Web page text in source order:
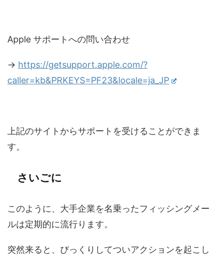
Apple サポートへの問い合わせ
→ https://getsupport.apple.com/?
caller=kb&PRKEYS=PF23&locale=ja_JP
上記のサイトからサポートを受けることができま
す。
さいごに
このように、大手企業を名乗ったフィッシングメー
ルは定期的に流行ります。
突然来ると、びっくりしてついアクションを起こし